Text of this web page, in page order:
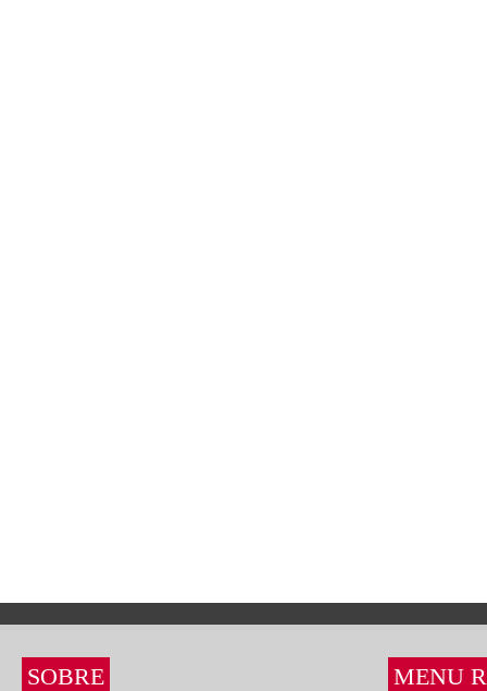
SOBRE MENU